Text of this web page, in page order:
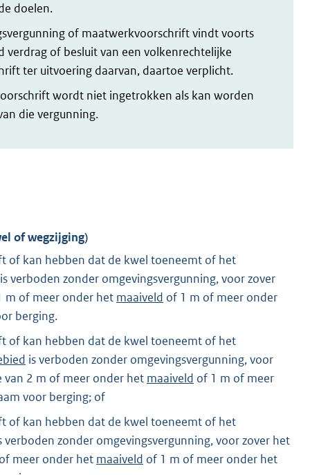
doelen.
of maatwerkvoorschrift vindt voorts
verdrag of besluit van een volkenrechtelijke
ter uitvoering daarvan, daartoe verplicht.
wordt niet ingetrokken als kan worden
die vergunning.
of wegzijging)
of kan hebben dat de kwel toeneemt of het
is verboden zonder omgevingsvergunning, voor zover
m of meer onder het maaiveld of 1 m of meer onder
berging.
of kan hebben dat de kwel toeneemt of het
is verboden zonder omgevingsvergunning, voor
van 2 m of meer onder het maaiveld of 1 m of meer
voor berging; of
of kan hebben dat de kwel toeneemt of het
verboden zonder omgevingsvergunning, voor zover het
meer onder het maaiveld of 1 m of meer onder het